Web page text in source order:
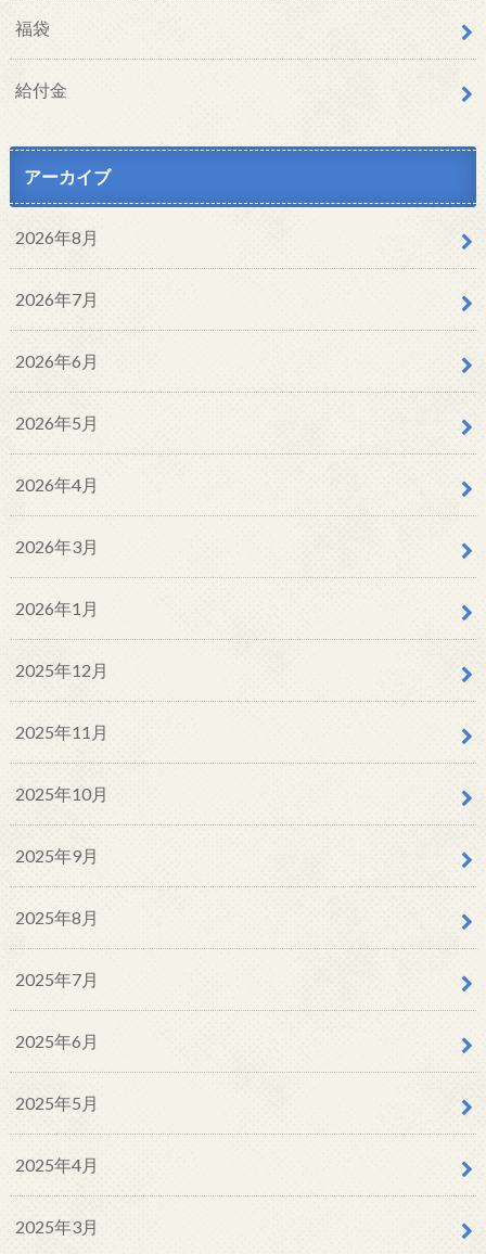
福袋
給付金
アーカイブ
2026年8月
2026年7月
2026年6月
2026年5月
2026年4月
2026年3月
2026年1月
2025年12月
2025年11月
2025年10月
2025年9月
2025年8月
2025年7月
2025年6月
2025年5月
2025年4月
2025年3月